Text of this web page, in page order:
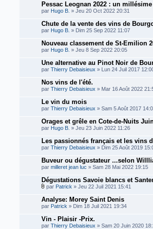
Pessac Leognan 2022 : un
par Hugo B. » Jeu 20 Oct 2022 20:31
Chute de la vente des vins de
par Hugo B. » Dim 25 Sep 2022 11:07
Nouveau classement de St-Emilion
par Hugo B. » Jeu 8 Sep 2022 20:05
Une alternative au Pinot Noir de
par Thierry Debaisieux » Lun 24 Juil 2017
Nos vins de l'été.
par Thierry Debaisieux » Mar 16 Août 2022
Le vin du mois
par Thierry Debaisieux » Sam 5 Août 2017
Orages et grêle en Cote-de-Nuits
par Hugo B. » Jeu 23 Juin 2022 11:26
Les passionnés français et les vins
par Thierry Debaisieux » Dim 25 Août 2019
Buveur ou dégustateur ...selon
par milleret jean luc » Sam 28 Mai 2022 19:15
Dégustations Savoie blancs et
par Patrick » Jeu 22 Juil 2021 15:41
Analyse: Morey Saint Denis
par Patrick » Dim 18 Juil 2021 19:34
Vin - Plaisir -Prix.
par Thierry Debaisieux » Sam 20 Juin 2020